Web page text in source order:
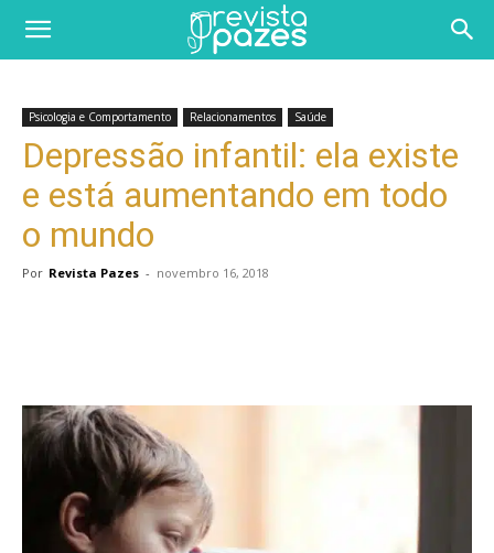
Psicologia e Comportamento Relacionamentos Saúde
Depressão infantil: ela existe
e está aumentando em todo
o mundo
Por Revista Pazes - novembro 16, 2018